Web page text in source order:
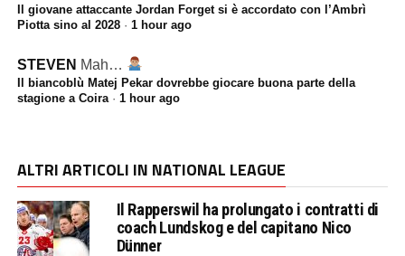
Il giovane attaccante Jordan Forget si è accordato con l’Ambrì
Piotta sino al 2028· 1 hour ago
STEVEN Mah…
Il biancoblù Matej Pekar dovrebbe giocare buona parte della
stagione a Coira· 1 hour ago
ALTRI ARTICOLI IN NATIONAL LEAGUE
Il Rapperswil ha prolungato i contratti di
coach Lundskog e del capitano Nico
Dünner